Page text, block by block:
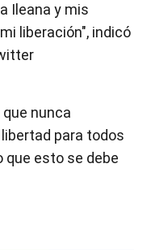
Ileana y mis
liberación", indicó
nunca
para todos
que esto se debe